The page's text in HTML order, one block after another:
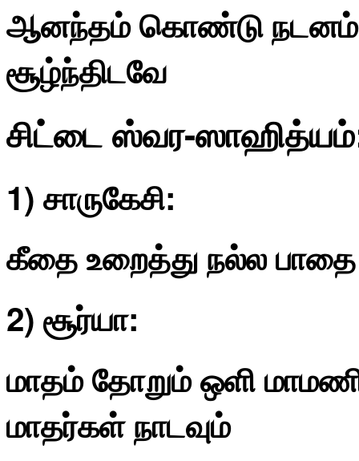
ஆனந்தம் கொண்டு நடனம்
சூழ்ந்திடவே
சிட்டை ஸ்வர-
1) சாருகேசி:
கீதை உறைத்து நல்ல
2) சூர்யா:
மாதம் தோறும் ஒளி
மாதர்கள் நாடவும்